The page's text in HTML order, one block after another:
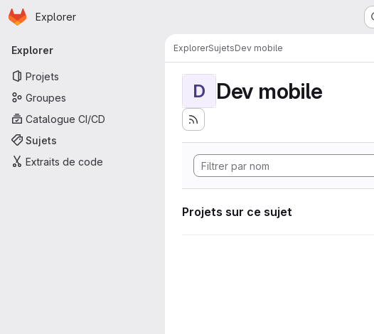
Passer au contenu principal
Page d'accueil
Explorer
Navigation principale
Explorer
Projets
Groupes
Catalogue CI/CD
Sujets
Extraits de code
ExplorerSujetsDev mobile
D Dev mobile
Projets sur ce sujet